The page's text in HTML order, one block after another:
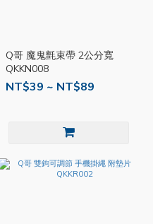
Q哥 魔鬼氈束帶 2公分寬
QKKN008
NT$39 ~ NT$89